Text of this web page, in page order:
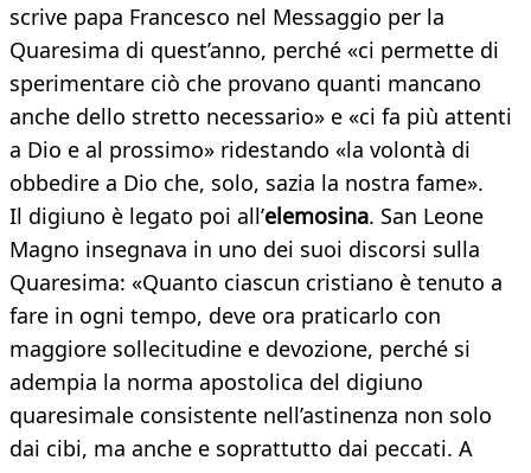
scrive papa Francesco nel Messaggio per la
Quaresima di quest’anno, perché «ci permette di
sperimentare ciò che provano quanti mancano
anche dello stretto necessario» e «ci fa più attenti
a Dio e al prossimo» ridestando «la volontà di
obbedire a Dio che, solo, sazia la nostra fame».
Il digiuno è legato poi all’elemosina. San Leone
Magno insegnava in uno dei suoi discorsi sulla
Quaresima: «Quanto ciascun cristiano è tenuto a
fare in ogni tempo, deve ora praticarlo con
maggiore sollecitudine e devozione, perché si
adempia la norma apostolica del digiuno
quaresimale consistente nell’astinenza non solo
dai cibi, ma anche e soprattutto dai peccati. A